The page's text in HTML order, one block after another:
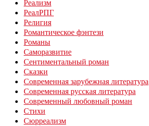
Реализм
РеалРПГ
Религия
Романтическое фэнтези
Романы
Саморазвитие
Сентиментальный роман
Сказки
Современная зарубежная литература
Современная русская литература
Современный любовный роман
Стихи
Сюрреализм